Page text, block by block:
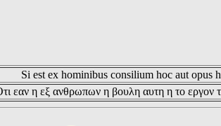
Si est ex hominibus consilium hoc aut opus
εαν η εξ ανθρωπων η βουλη αυτη η το εργον